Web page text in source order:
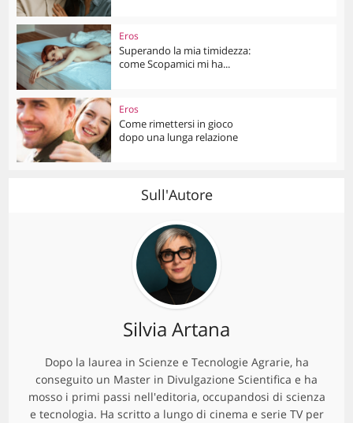
Eros
Superando la mia timidezza:
come Scopamici mi ha...
Eros
Come rimettersi in gioco
dopo una lunga relazione
Sull'Autore
Silvia Artana
Dopo la laurea in Scienze e Tecnologie Agrarie, ha
conseguito un Master in Divulgazione Scientifica e ha
mosso i primi passi nell'editoria, occupandosi di scienza
e tecnologia. Ha scritto a lungo di cinema e serie TV per